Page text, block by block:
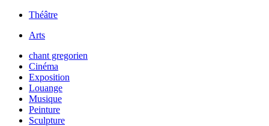
Théâtre
Arts
chant gregorien
Cinéma
Exposition
Louange
Musique
Peinture
Sculpture